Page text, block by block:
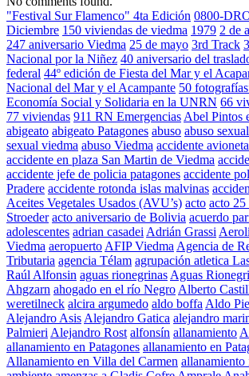
"Festival Sur Flamenco" 4ta Edición 0800-
Diciembre 150 viviendas de viedma 1979 2 de
247 aniversario Viedma 25 de mayo 3rd Track
Nacional por la Niñez 40 aniversario del
federal 44º edición de Fiesta del Mar y el
Nacional del Mar y el Acampante 50
Economía Social y Solidaria en la UNRN 66
77 viviendas 911 RN Emergencias Abel Pintos
abigeato abigeato Patagones abuso abuso
sexual viedma abuso Viedma accidente
accidente en plaza San Martin de Viedma
accidente jefe de policia patagones accidente
Pradere accidente rotonda islas malvinas
Aceites Vegetales Usados (AVU’s) acto acto 25
Stroeder acto aniversario de Bolivia acuerdo
adolescentes adrian casadei Adrián Grassi
Viedma aeropuerto AFIP Viedma Agencia de
Tributaria agencia Télam agrupación atletica
Raúl Alfonsin aguas rionegrinas Aguas
Ahgzarn ahogado en el río Negro Alberto
weretilneck alcira argumedo aldo boffa Aldo
Alejandro Asis Alejandro Gatica alejandro
Palmieri Alejandro Rost alfonsín allanamiento
allanamiento en Patagones allanamiento en
Allanamiento en Villa del Carmen allanamiento